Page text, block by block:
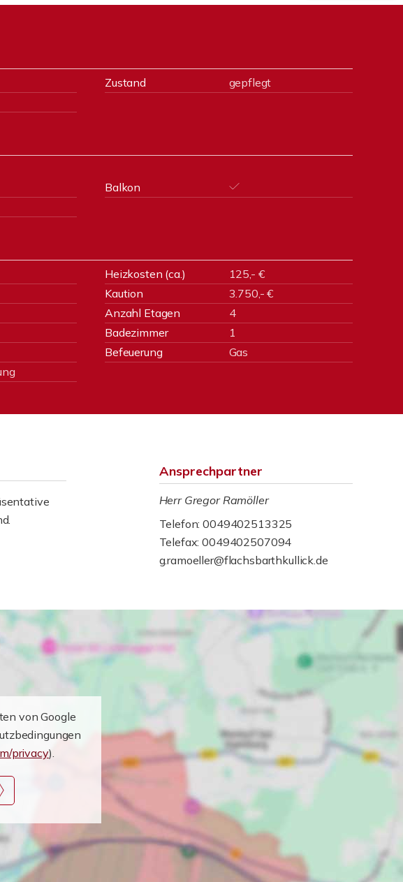
Zustand
gepflegt
Balkon
Heizkosten (ca.)
125,- €
Kaution
3.750,- €
Anzahl Etagen
4
Badezimmer
1
Befeuerung
Gas
Ansprechpartner
Herr Gregor Ramöller
Telefon: 0049402513325
Telefax: 0049402507094
g.ramoeller@flachsbarthkullick.de
von Google
privacy).